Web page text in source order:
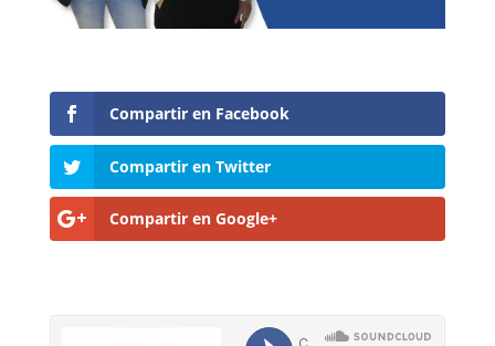
Compartir en Facebook
Compartir en Twitter
Compartir en Google+